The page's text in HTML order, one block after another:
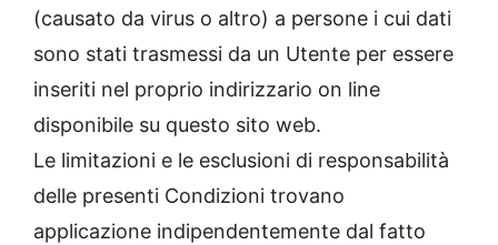
(causato da virus o altro) a persone i cui dati
sono stati trasmessi da un Utente per essere
inseriti nel proprio indirizzario on line
disponibile su questo sito web.
Le limitazioni e le esclusioni di responsabilità
delle presenti Condizioni trovano
applicazione indipendentemente dal fatto